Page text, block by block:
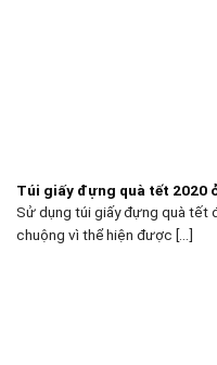
Túi giấy đựng quà tết 2020
Sử dụng túi giấy đựng quà tết
chuộng vì thể hiện được [...]